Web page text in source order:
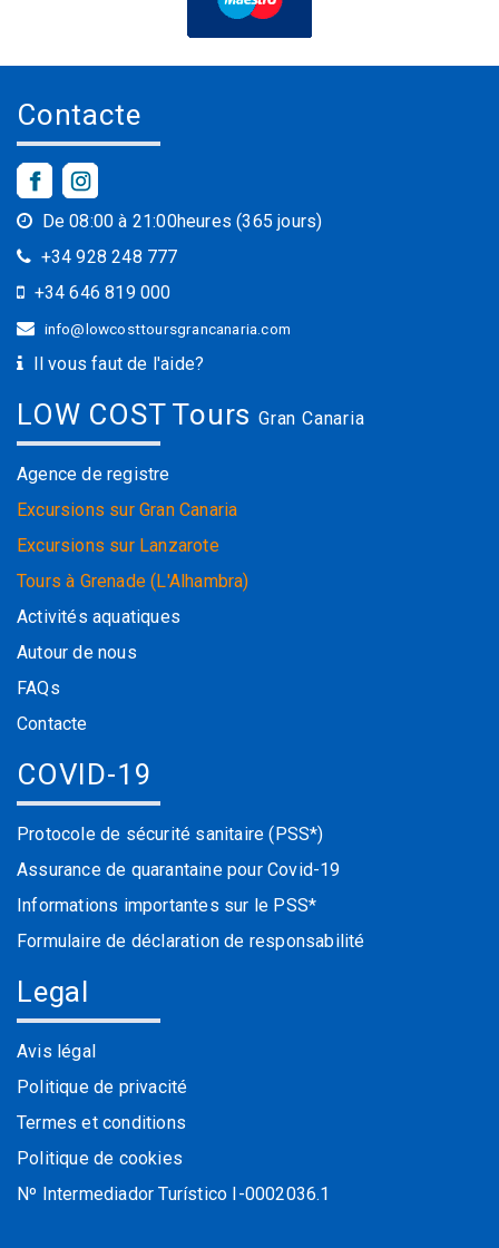
Contacte
De 08:00 à 21:00heures (365 jours)
+34 928 248 777
+34 646 819 000
info@lowcosttoursgrancanaria.com
Il vous faut de l'aide?
LOW COST Tours Gran Canaria
Agence de registre
Excursions sur Gran Canaria
Excursions sur Lanzarote
Tours à Grenade (L'Alhambra)
Activités aquatiques
Autour de nous
FAQs
Contacte
COVID-19
Protocole de sécurité sanitaire (PSS*)
Assurance de quarantaine pour Covid-19
Informations importantes sur le PSS*
Formulaire de déclaration de responsabilité
Legal
Avis légal
Politique de privacité
Termes et conditions
Politique de cookies
Nº Intermediador Turístico I-0002036.1